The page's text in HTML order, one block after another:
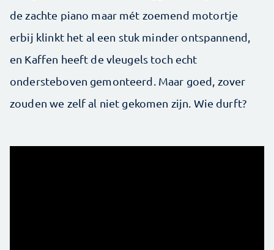
de zachte piano maar mét zoemend motortje
erbij klinkt het al een stuk minder ontspannend,
en Kaffen heeft de vleugels toch echt
ondersteboven gemonteerd. Maar goed, zover
zouden we zelf al niet gekomen zijn. Wie durft?